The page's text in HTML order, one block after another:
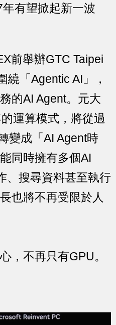
有望掀起新一波
前舉辦GTC Taipei
繞「Agentic AI」，
的AI Agent。元大
運算模式，將從過
變成「AI Agent時
同時擁有多個AI
、搜尋資料甚至執行
也將不再受限於人
，不再只有GPU。